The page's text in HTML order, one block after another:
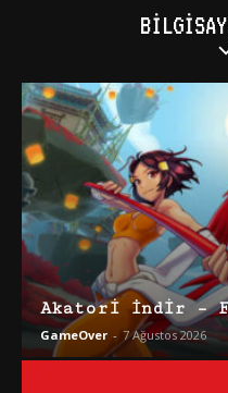
Akatori İndir –
GameOver - 7 Ağustos 2026